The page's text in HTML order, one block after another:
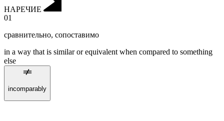
НАРЕЧИЕ
01
сравнительно, сопоставимо
in a way that is similar or equivalent when compared to something
else
incomparably